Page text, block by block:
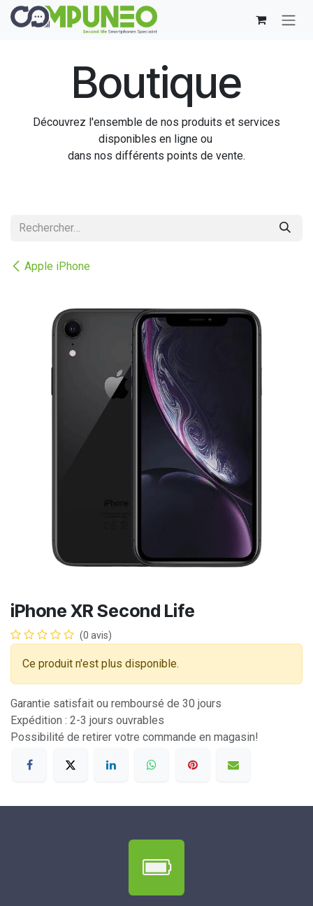
Se rendre au contenu
Boutique
Découvrez l'ensemble de nos produits et services
disponibles en ligne ou
dans nos différents points de vente.
Apple iPhone
iPhone XR Second Life
(0 avis)
Ce produit n'est plus disponible.
Garantie satisfait ou remboursé de 30 jours
Expédition : 2-3 jours ouvrables
Possibilité de retirer votre commande en magasin!